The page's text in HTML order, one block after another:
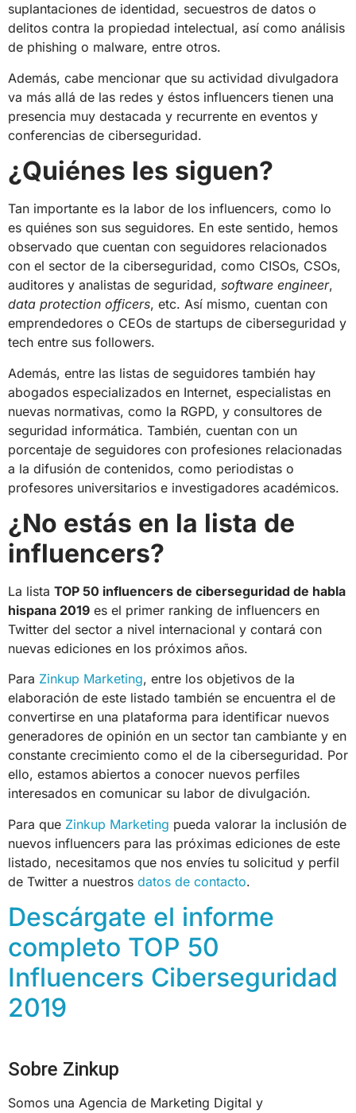
suplantaciones de identidad, secuestros de datos o
delitos contra la propiedad intelectual, así como análisis
de phishing o malware, entre otros.
Además, cabe mencionar que su actividad divulgadora
va más allá de las redes y éstos influencers tienen una
presencia muy destacada y recurrente en eventos y
conferencias de ciberseguridad.
¿Quiénes les siguen?
Tan importante es la labor de los influencers, como lo
es quiénes son sus seguidores. En este sentido, hemos
observado que cuentan con seguidores relacionados
con el sector de la ciberseguridad, como CISOs, CSOs,
auditores y analistas de seguridad, software engineer,
data protection officers, etc. Así mismo, cuentan con
emprendedores o CEOs de startups de ciberseguridad y
tech entre sus followers.
Además, entre las listas de seguidores también hay
abogados especializados en Internet, especialistas en
nuevas normativas, como la RGPD, y consultores de
seguridad informática. También, cuentan con un
porcentaje de seguidores con profesiones relacionadas
a la difusión de contenidos, como periodistas o
profesores universitarios e investigadores académicos.
¿No estás en la lista de
influencers?
La lista TOP 50 influencers de ciberseguridad de habla
hispana 2019 es el primer ranking de influencers en
Twitter del sector a nivel internacional y contará con
nuevas ediciones en los próximos años.
Para Zinkup Marketing, entre los objetivos de la
elaboración de este listado también se encuentra el de
convertirse en una plataforma para identificar nuevos
generadores de opinión en un sector tan cambiante y en
constante crecimiento como el de la ciberseguridad. Por
ello, estamos abiertos a conocer nuevos perfiles
interesados en comunicar su labor de divulgación.
Para que Zinkup Marketing pueda valorar la inclusión de
nuevos influencers para las próximas ediciones de este
listado, necesitamos que nos envíes tu solicitud y perfil
de Twitter a nuestros datos de contacto.
Descárgate el informe
completo TOP 50
Influencers Ciberseguridad
2019
Sobre Zinkup
Somos una Agencia de Marketing Digital y